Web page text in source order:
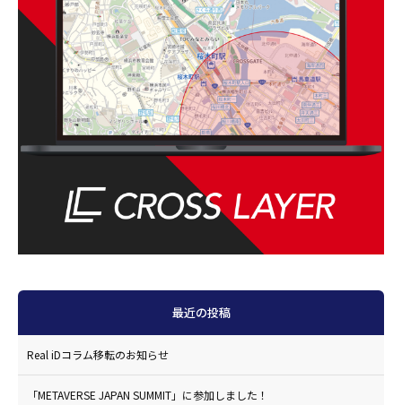
最近の投稿
Real iDコラム移転のお知らせ
「METAVERSE JAPAN SUMMIT」に参加しました！